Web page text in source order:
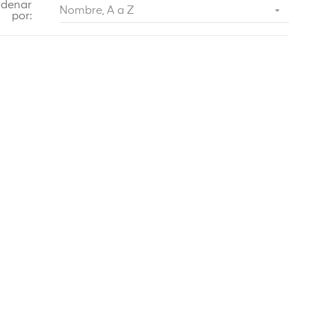
por:
Nombre, A a Z 